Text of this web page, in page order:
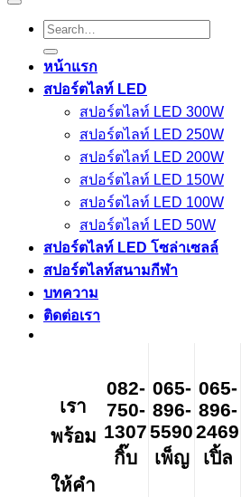
Search
for:
หน้าแรก
สปอร์ตไลท์ LED
สปอร์ตไลท์ LED 300W
สปอร์ตไลท์ LED 250W
สปอร์ตไลท์ LED 200W
สปอร์ตไลท์ LED 150W
สปอร์ตไลท์ LED 100W
สปอร์ตไลท์ LED 50W
สปอร์ตไลท์ LED โซล่าเซลล์
สปอร์ตไลท์สนามกีฬา
บทความ
ติดต่อเรา
เรา
พร้อม
ให้คำ
082-
750-
1307
กิ๊บ
065-
896-
5590
เพ็ญ
065-
896-
2469
เปิ้ล